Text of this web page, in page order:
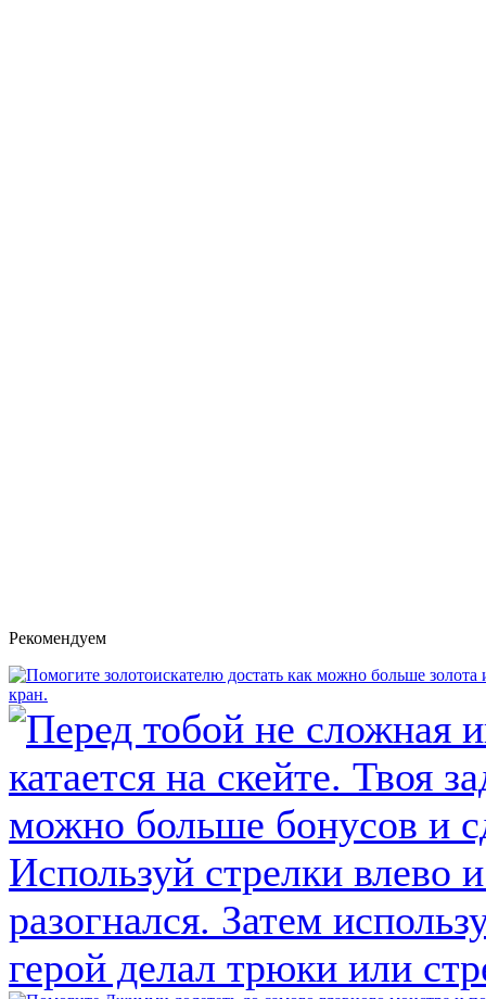
Рекомендуем